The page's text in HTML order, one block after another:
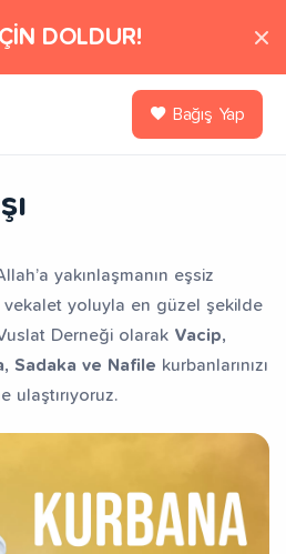
DOLDUR!
Bağış Yap
yakınlaşmanın eşsiz
yoluyla en güzel şekilde
Derneği olarak Vacip,
Sadaka ve Nafile kurbanlarınızı
ulaştırıyoruz.